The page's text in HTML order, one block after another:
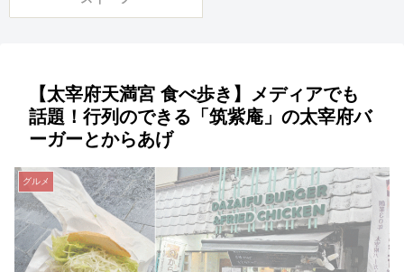
【太宰府天満宮 食べ歩き】メディアでも
話題！行列のできる「筑紫庵」の太宰府バ
ーガーとからあげ
グルメ